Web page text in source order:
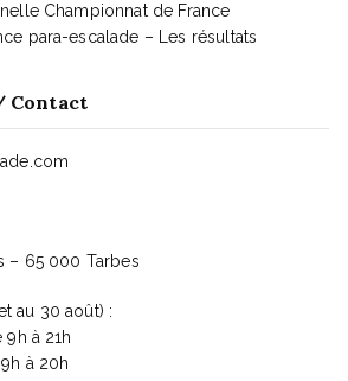
Championnat de France
para-escalade – Les résultats
Contact
– 65 000 Tarbes
au 30 août) :
à 21h
à 20h